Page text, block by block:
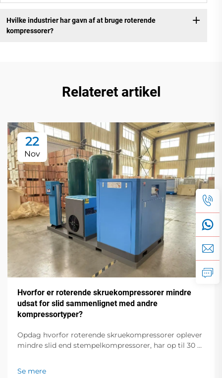
Hvilke industrier har gavn af at bruge roterende
kompressorer?
Relateret artikel
22
Nov
Hvorfor er roterende skruekompressorer mindre
udsat for slid sammenlignet med andre
kompressortyper?
Opdag hvorfor roterende skruekompressorer oplever
mindre slid end stempelkompressorer, har op til 30 %
Se mere